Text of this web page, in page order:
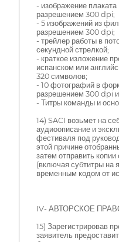
- изображение
разрешением 300 dpi;
- 5 изображений из
разрешением 300 dpi;
- трейлер работы в
секундной стрелкой;
- краткое изложение
испанском или
320 символов;
- 10 фотографий в
разрешением 300 dpi
- Титры команды и
14) SACI возьмет на
аудиоописание и
фестиваля под
этой причине
затем отправить
(включая субтитры на
временным кодом от
IV- АВТОРСКОЕ
15) Зарегистрировав
заявитель